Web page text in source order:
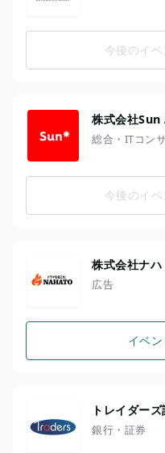
今後のイ
株式会社
総合・ITコン
今後のイ
株式会社ナハ
広告
イベ
トレイダー
銀行・証券